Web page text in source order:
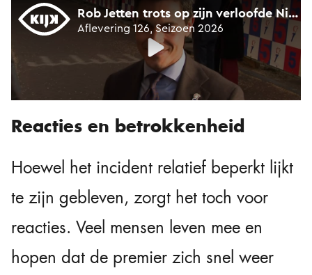
Reacties en betrokkenheid
Hoewel het incident relatief beperkt lijkt
te zijn gebleven, zorgt het toch voor
reacties. Veel mensen leven mee en
hopen dat de premier zich snel weer